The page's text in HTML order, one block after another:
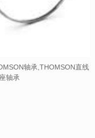
轴承,THOMSON直线
轴承